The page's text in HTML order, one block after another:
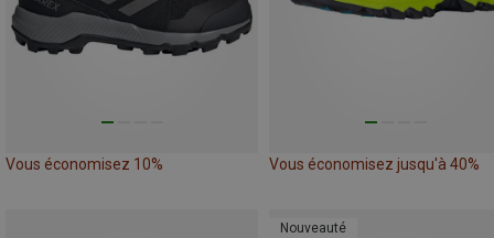
Vous économisez 10% Vous économisez jusqu'à 40%
Nouveauté